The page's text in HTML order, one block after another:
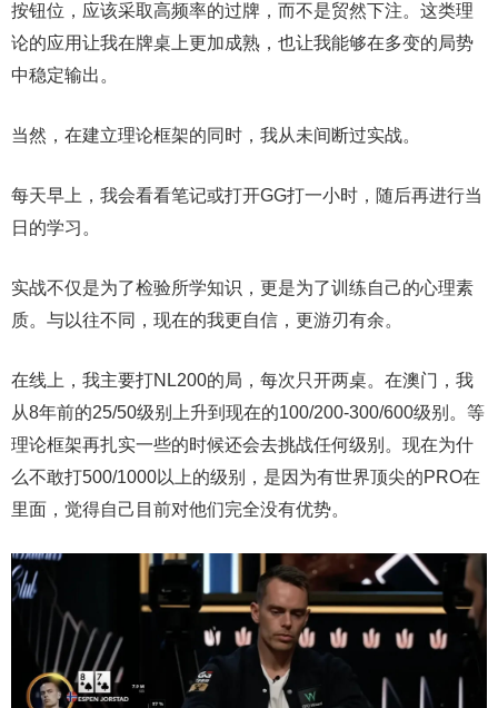
按钮位，应该采取高频率的过牌，而不是贸然下注。这类理
论的应用让我在牌桌上更加成熟，也让我能够在多变的局势
中稳定输出。
当然，在建立理论框架的同时，我从未间断过实战。
每天早上，我会看看笔记或打开GG打一小时，随后再进行当
日的学习。
实战不仅是为了检验所学知识，更是为了训练自己的心理素
质。与以往不同，现在的我更自信，更游刃有余。
在线上，我主要打NL200的局，每次只开两桌。在澳门，我
从8年前的25/50级别上升到现在的100/200-300/600级别。等
理论框架再扎实一些的时候还会去挑战任何级别。现在为什
么不敢打500/1000以上的级别，是因为有世界顶尖的PRO在
里面，觉得自己目前对他们完全没有优势。